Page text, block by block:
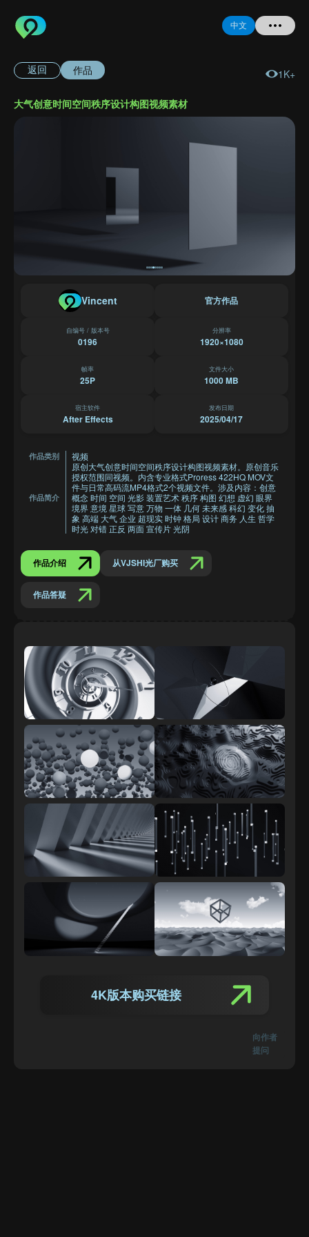
中文
忘记密码
返回 作品 1K+
大气创意时间空间秩序设计构图视频素材
Vincent 官方作品
自编号 / 版本号
0196
分辨率
1920×1080
帧率
25P
文件大小
1000 MB
宿主软件
After Effects
发布日期
2025/04/17
作品类别 视频
作品简介
原创大气创意时间空间秩序设计构图视频素材。原创音乐
授权范围同视频。内含专业格式Proress 422HQ MOV文
件与日常高码流MP4格式2个视频文件。涉及内容：创意
概念 时间 空间 光影 装置艺术 秩序 构图 幻想 虚幻 眼界
境界 意境 星球 写意 万物 一体 几何 未来感 科幻 变化 抽
象 高端 大气 企业 超现实 时钟 格局 设计 商务 人生 哲学
时光 对错 正反 两面 宣传片 光阴
作品介绍 从VJSHI光厂购买
作品答疑
4K版本购买链接
向作者
提问